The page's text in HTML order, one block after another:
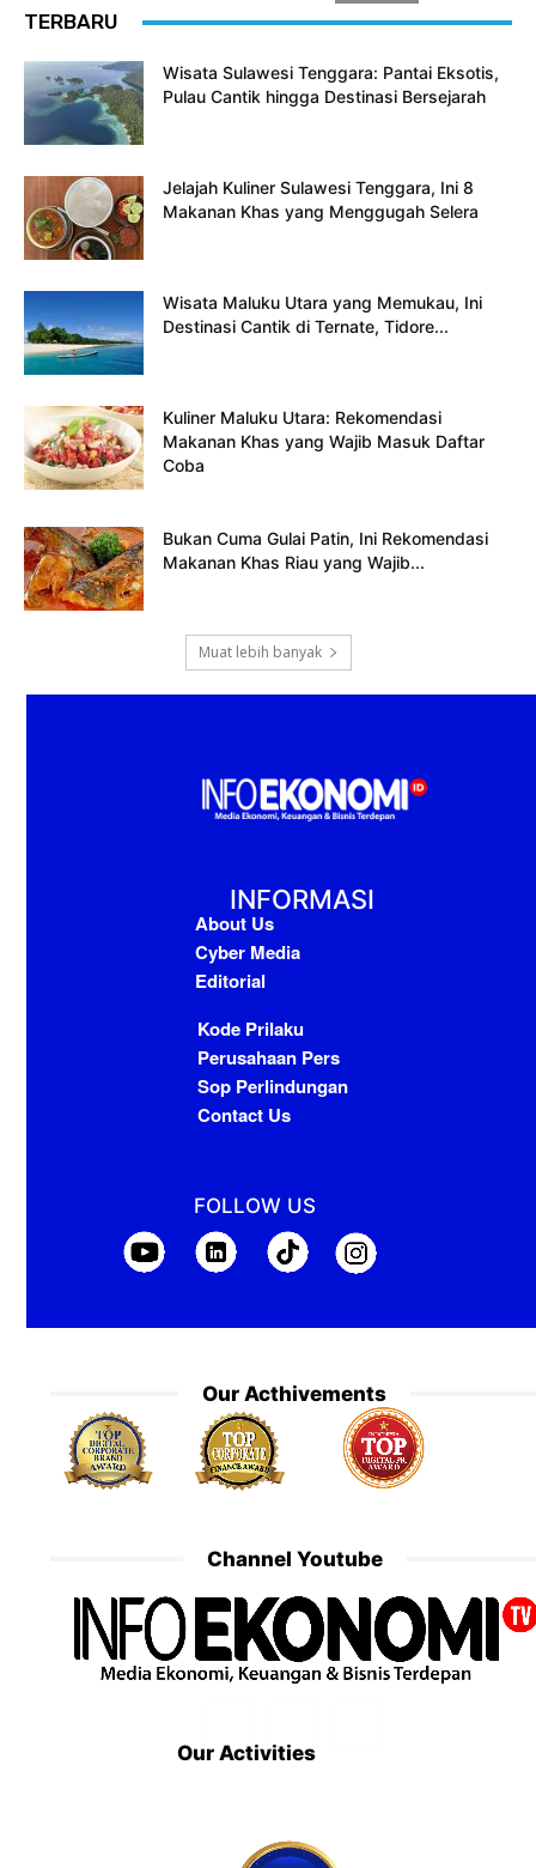
TERBARU
Wisata Sulawesi Tenggara: Pantai Eksotis,
Pulau Cantik hingga Destinasi Bersejarah
Jelajah Kuliner Sulawesi Tenggara, Ini 8
Makanan Khas yang Menggugah Selera
Wisata Maluku Utara yang Memukau, Ini
Destinasi Cantik di Ternate, Tidore...
Kuliner Maluku Utara: Rekomendasi
Makanan Khas yang Wajib Masuk Daftar
Coba
Bukan Cuma Gulai Patin, Ini Rekomendasi
Makanan Khas Riau yang Wajib...
Muat lebih banyak
INFORMASI
About Us
Cyber Media
Editorial
Kode Prilaku
Perusahaan Pers
Sop Perlindungan
Contact Us
FOLLOW US
Our Acthivements
Channel Youtube
Our Activities